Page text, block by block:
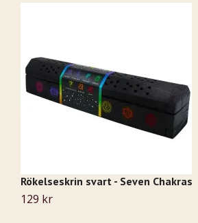
Rökelseskrin svart - Seven Chakras
129 kr